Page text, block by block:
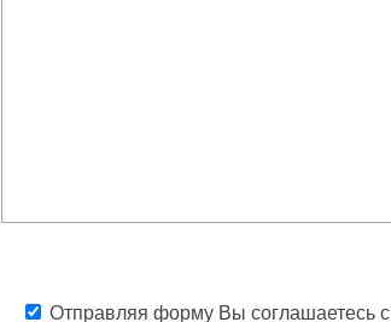
Отправляя форму Вы соглашаетесь с